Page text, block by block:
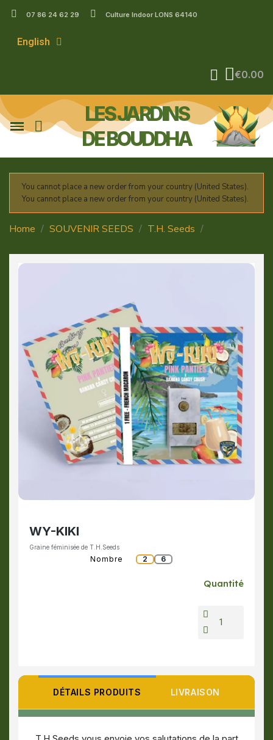
07 86 24 62 29 Culture Indoor LONS 64140
English
€0.00
LES JARDINS
DE BOUDDHA
You cannot place a new order from your country (United States).
You cannot place a new order from your country (United States).
Home SOUVENIR SEEDS T.H. Seeds
WY-KIKI
Graine féminisée de T.H.Seeds
Nombre 2 6
Quantité
DÉTAILS PRODUITS LIVRAISON